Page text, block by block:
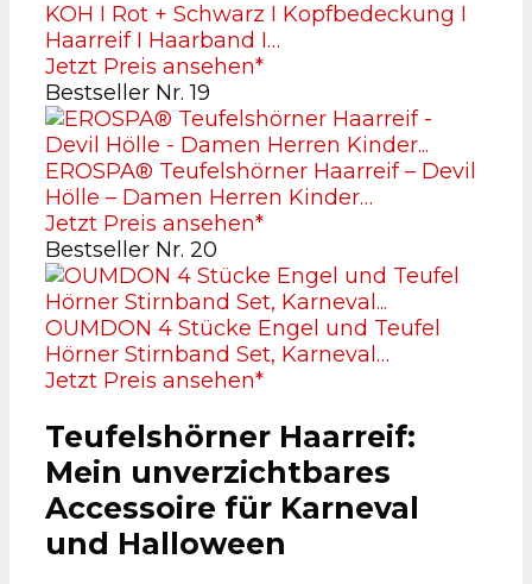
KOH I Rot + Schwarz I Kopfbedeckung I
Haarreif I Haarband I…
Jetzt Preis ansehen*
Bestseller Nr. 19
EROSPA® Teufelshörner Haarreif – Devil
Hölle – Damen Herren Kinder…
Jetzt Preis ansehen*
Bestseller Nr. 20
OUMDON 4 Stücke Engel und Teufel
Hörner Stirnband Set, Karneval…
Jetzt Preis ansehen*
Teufelshörner Haarreif:
Mein unverzichtbares
Accessoire für Karneval
und Halloween